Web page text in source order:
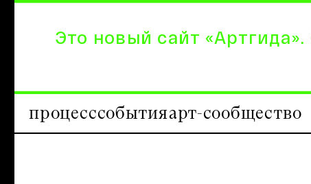
Это новый сайт
процесссобытияарт-сообщество